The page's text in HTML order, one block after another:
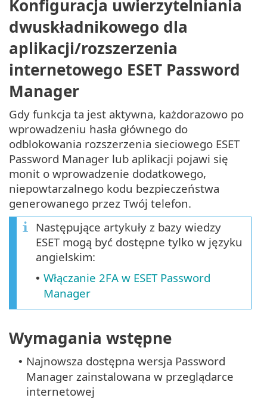
Konfiguracja uwierzytelniania
dwuskładnikowego dla
aplikacji/rozszerzenia
internetowego ESET Password
Manager
Gdy funkcja ta jest aktywna, każdorazowo po
wprowadzeniu hasła głównego do
odblokowania rozszerzenia sieciowego ESET
Password Manager lub aplikacji pojawi się
monit o wprowadzenie dodatkowego,
niepowtarzalnego kodu bezpieczeństwa
generowanego przez Twój telefon.
Następujące artykuły z bazy wiedzy
ESET mogą być dostępne tylko w języku
angielskim:
• Włączanie 2FA w ESET Password
Manager
Wymagania wstępne
• Najnowsza dostępna wersja Password
Manager zainstalowana w przeglądarce
internetowej